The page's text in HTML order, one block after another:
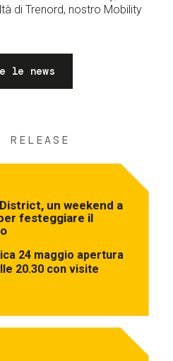
di Trenord, nostro Mobility
le news
RELEASE
un weekend a
festeggiare il
24 maggio apertura
20.30 con visite